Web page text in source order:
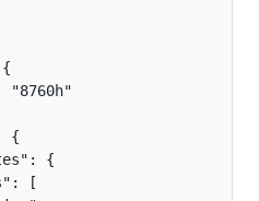
"8760h"
{
{
[